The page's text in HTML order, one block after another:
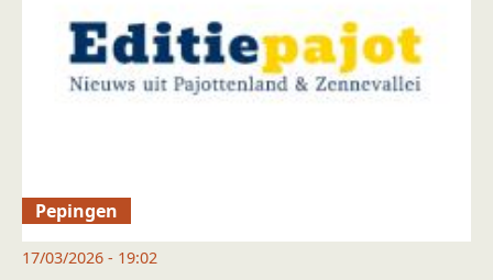
Pepingen
17/03/2026 - 19:02